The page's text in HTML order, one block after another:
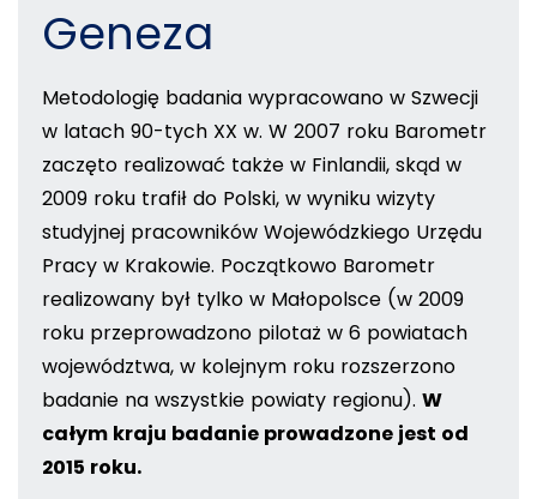
Geneza
Metodologię badania wypracowano w Szwecji
w latach 90-tych XX w. W 2007 roku Barometr
zaczęto realizować także w Finlandii, skąd w
2009 roku trafił do Polski, w wyniku wizyty
studyjnej pracowników Wojewódzkiego Urzędu
Pracy w Krakowie. Początkowo Barometr
realizowany był tylko w Małopolsce (w 2009
roku przeprowadzono pilotaż w 6 powiatach
województwa, w kolejnym roku rozszerzono
badanie na wszystkie powiaty regionu). W
całym kraju badanie prowadzone jest od
2015 roku.